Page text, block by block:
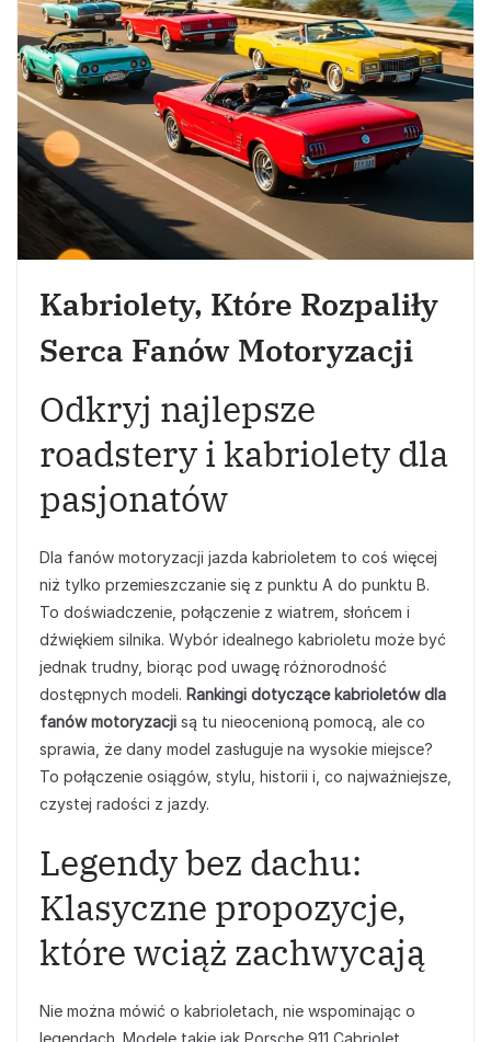
Kabriolety, Które Rozpaliły
Serca Fanów Motoryzacji
Odkryj najlepsze
roadstery i kabriolety dla
pasjonatów
Dla fanów motoryzacji jazda kabrioletem to coś więcej
niż tylko przemieszczanie się z punktu A do punktu B.
To doświadczenie, połączenie z wiatrem, słońcem i
dźwiękiem silnika. Wybór idealnego kabrioletu może być
jednak trudny, biorąc pod uwagę różnorodność
dostępnych modeli. Rankingi dotyczące kabrioletów dla
fanów motoryzacji są tu nieocenioną pomocą, ale co
sprawia, że dany model zasługuje na wysokie miejsce?
To połączenie osiągów, stylu, historii i, co najważniejsze,
czystej radości z jazdy.
Legendy bez dachu:
Klasyczne propozycje,
które wciąż zachwycają
Nie można mówić o kabrioletach, nie wspominając o
legendach. Modele takie jak Porsche 911 Cabriolet,